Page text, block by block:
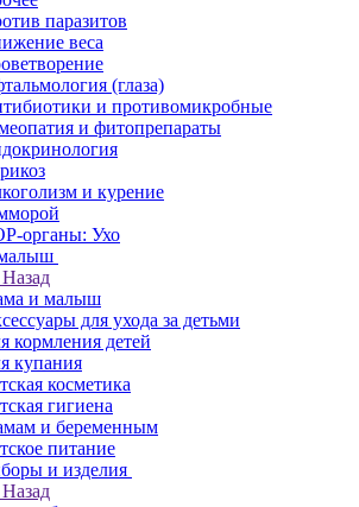
паразитов
веса
(глаза)
и противомикробные
и фитопрепараты
и курение
органы: Ухо
Назад
и малыш
для ухода за детьми
кормления детей
купания
косметика
гигиена
и беременным
питание
и изделия
Назад